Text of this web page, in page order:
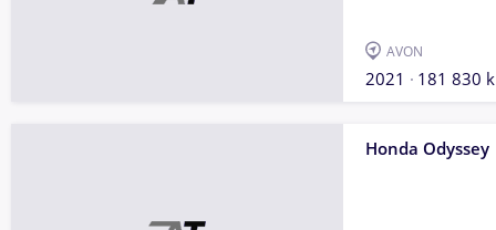
AVON
2021 181 830
Honda Odyssey